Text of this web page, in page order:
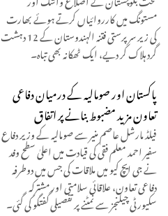
مستونگ میں کارروائیاں کرتے ہوئے بھارت
کی زیر سرپرستی فتنہ الہندوستان کے 12 دہشت
گرد ہلاک کر دیے، ایک ٹھکانہ بھی تباہ۔
پاکستان اور صومالیہ کے درمیان دفاعی
تعاون مزید مضبوط بنانے پر اتفاق
فیلڈ مارشل عاصم منیر سے صومالیہ کے وزیر دفاع
سفیر احمد معلم فقی کی قیادت میں اعلیٰ سطح وفد
نے جی ایچ کیو میں ملاقات کی جس میں دوطرفہ
دفاعی تعاون، علاقائی سلامتی اور مشترکہ
سکیورٹی چیلنجز سے نمٹنے پر تفصیلی گفتگو کی گئی۔